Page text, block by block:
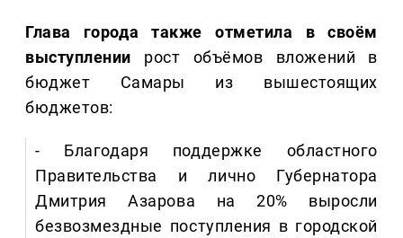
Глава города также отметила в своём
выступлении рост объёмов вложений в
бюджет Самары из вышестоящих
бюджетов:
- Благодаря поддержке областного
Правительства и лично Губернатора
Дмитрия Азарова на 20% выросли
безвозмездные поступления в городской